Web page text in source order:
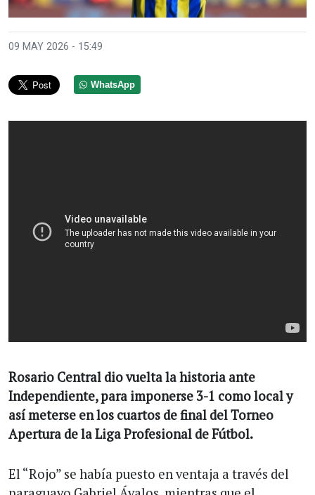
09 MAY 2026 - 15:49
WhatsApp
Rosario Central dio vuelta la historia ante
Independiente, para imponerse 3-1 como local y
así meterse en los cuartos de final del Torneo
Apertura de la Liga Profesional de Fútbol.
El “Rojo” se había puesto en ventaja a través del